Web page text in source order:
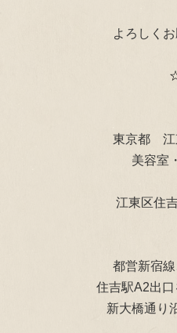
よろしく
東京都
美容室
江東区住
都営新宿
住吉駅A2出口
新大橋通り